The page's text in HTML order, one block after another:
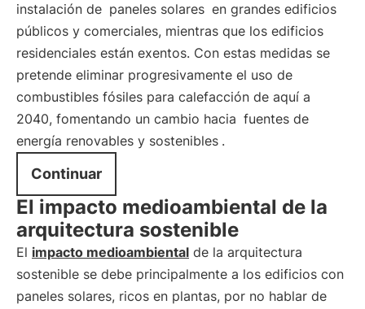
instalación de paneles solares en grandes edificios
públicos y comerciales, mientras que los edificios
residenciales están exentos. Con estas medidas se
pretende eliminar progresivamente el uso de
combustibles fósiles para calefacción de aquí a
2040, fomentando un cambio hacia fuentes de
energía renovables y sostenibles .
Continuar
El impacto medioambiental de la
arquitectura sostenible
El impacto medioambiental de la arquitectura
sostenible se debe principalmente a los edificios con
paneles solares, ricos en plantas, por no hablar de